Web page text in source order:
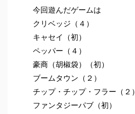
今回遊んだゲームは
クリベッジ（４）
キャセイ（初）
ペッパー（４）
豪商（胡椒袋）（初）
ブームタウン（２）
チップ・チップ・フラー（２）
ファンタジーパブ（初）